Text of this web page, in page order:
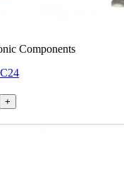
Components
+